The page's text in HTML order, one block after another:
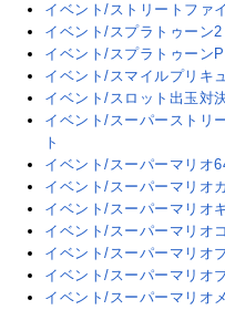
イベント/ストリートファ
イベント/スプラトゥーン2
イベント/スプラトゥーン
イベント/スマイルプリキ
イベント/スロット出玉対
イベント/スーパーストリ
ト
イベント/スーパーマリオ
イベント/スーパーマリオ
イベント/スーパーマリオ
イベント/スーパーマリオ
イベント/スーパーマリオ
イベント/スーパーマリオ
イベント/スーパーマリオ